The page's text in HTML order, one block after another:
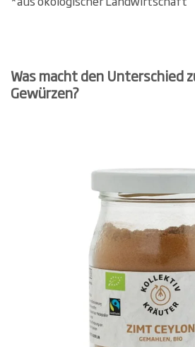
Was macht den Unterschied
Gewürzen?